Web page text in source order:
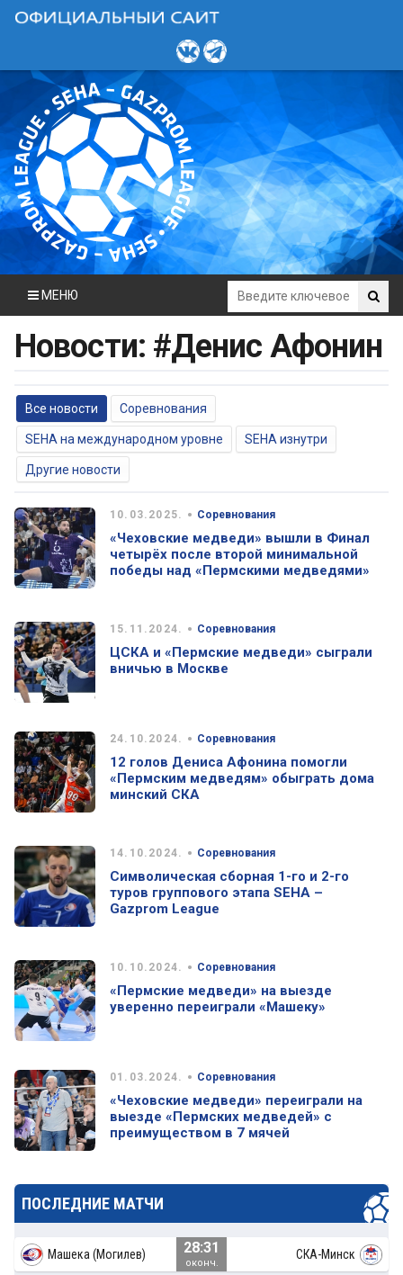
МЕНЮ
Новости: #Денис Афонин
Все новости Соревнования
SEHA на международном уровне SEHA изнутри
Другие новости
10.03.2025. • Соревнования
«Чеховские медведи» вышли в Финал
четырёх после второй минимальной
победы над «Пермскими медведями»
15.11.2024. • Соревнования
ЦСКА и «Пермские медведи» сыграли
вничью в Москве
24.10.2024. • Соревнования
12 голов Дениса Афонина помогли
«Пермским медведям» обыграть дома
минский СКА
14.10.2024. • Соревнования
Символическая сборная 1-го и 2-го
туров группового этапа SEHA –
Gazprom League
10.10.2024. • Соревнования
«Пермские медведи» на выезде
уверенно переиграли «Машеку»
01.03.2024. • Соревнования
«Чеховские медведи» переиграли на
выезде «Пермских медведей» с
преимуществом в 7 мячей
ПОСЛЕДНИЕ МАТЧИ
Машека (Могилев) 28:31
оконч.
СКА-Минск